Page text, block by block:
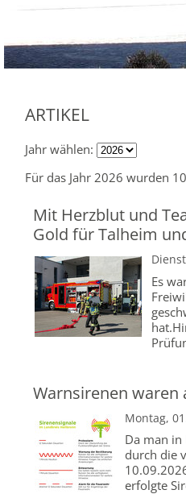
ARTIKEL
Jahr wählen:
Für das Jahr 2026 wurden
Mit Herzblut und
Gold für Talheim
Es
Warnsirenen waren
Montag,
Da man in
durch die
erfolgte